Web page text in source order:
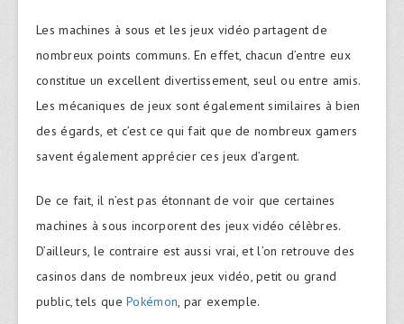
Les machines à sous et les jeux vidéo partagent de
nombreux points communs. En effet, chacun d’entre eux
constitue un excellent divertissement, seul ou entre amis.
Les mécaniques de jeux sont également similaires à bien
des égards, et c’est ce qui fait que de nombreux gamers
savent également apprécier ces jeux d’argent.
De ce fait, il n’est pas étonnant de voir que certaines
machines à sous incorporent des jeux vidéo célèbres.
D’ailleurs, le contraire est aussi vrai, et l’on retrouve des
casinos dans de nombreux jeux vidéo, petit ou grand
public, tels quePokémon, par exemple.